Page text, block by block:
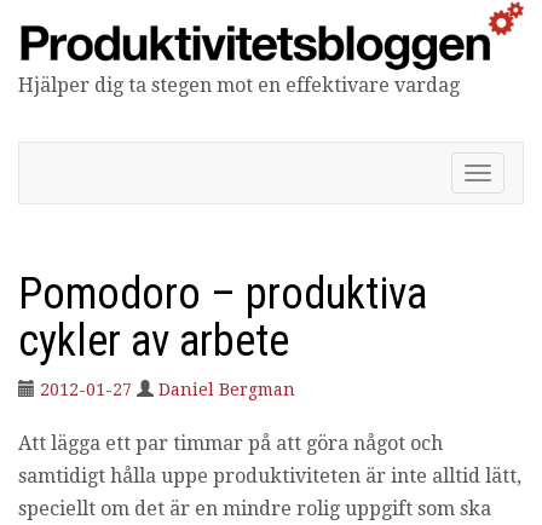
Hjälper dig ta stegen mot en effektivare vardag
V
i
i
e
Pomodoro – produktiva
cykler av arbete
2012-01-27 Daniel Bergman
Att lägga ett par timmar på att göra något och
samtidigt hålla uppe produktiviteten är inte alltid lätt,
speciellt om det är en mindre rolig uppgift som ska